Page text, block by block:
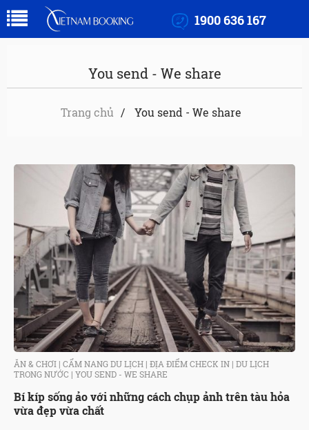
1900 636 167
You send - We share
Trang chủ You send - We share
ĂN & CHƠI | CẨM NANG DU LỊCH | ĐỊA ĐIỂM CHECK IN | DU LỊCH
TRONG NƯỚC | YOU SEND - WE SHARE
Bí kíp sống ảo với những cách chụp ảnh trên tàu hỏa
vừa đẹp vừa chất